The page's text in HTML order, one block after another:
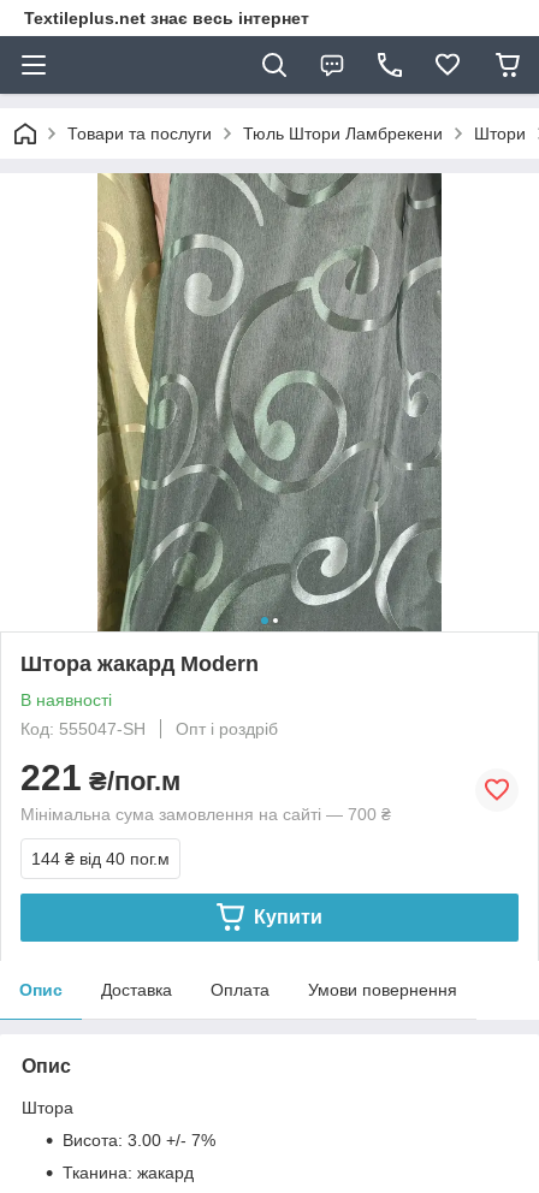
Textileplus.net знає весь інтернет
Товари та послуги Тюль Штори Ламбрекени Штори
Штора жакард Modern
В наявності
Код: 555047-SH
Опт і роздріб
221 ₴/пог.м
Мінімальна сума замовлення на сайті — 700 ₴
144 ₴ від 40 пог.м
Купити
Опис Доставка Оплата Умови повернення
Опис
Штора
Висота: 3.00 +/- 7%
Тканина: жакард